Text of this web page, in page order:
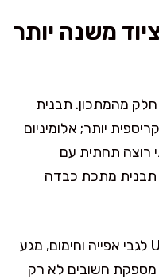
משנה יותר
חלק מהמתכון. תבנית
יותר; אלומיניום
רוצה תחתית עם
תבנית מתכת כבדה
לפי הנחיות בטיחות מזון של USDA לגבי אפייה וחימום, מגע
מספקת חשובים לא רק